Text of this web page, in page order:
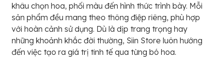
khâu chọn hoa, phối màu đến hình thức trình bày. Mỗi
sản phẩm đều mang theo thông điệp riêng, phù hợp
với hoàn cảnh sử dụng. Dù là dịp trang trọng hay
những khoảnh khắc đời thường, Siin Store luôn hướng
đến việc tạo ra giá trị tinh tế qua từng bó hoa.